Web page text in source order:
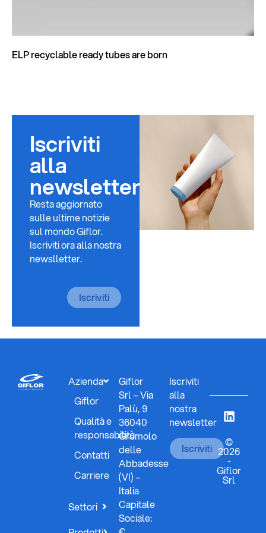
ELP recyclable ready tubes are born
Iscriviti
alla
newsletter
Resta aggiornato
sulle ultime notizie
sul mondo Giflor.
Iscriviti ora alla nostra
newslletter.
Iscriviti
Azienda
Giflor
Qualità e
responsabilità
Contatti
Carriere
Settori
Giflor
Srl – Via
Palù, 9
36040
Grumolo
delle
Abbadesse
(VI) –
Italia
Capitale
Sociale:
Iscriviti
alla
nostra
newsletter
Iscriviti
©
2026
-
Giflor
Srl